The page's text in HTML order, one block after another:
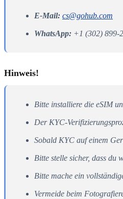
E-Mail: cs@gohub.com
WhatsApp: +1 (302) 899-
Hinweis!
Bitte installiere die eSIM
Der KYC-
Sobald KYC auf einem
Bitte stelle sicher, dass du
Bitte mache ein
Vermeide beim